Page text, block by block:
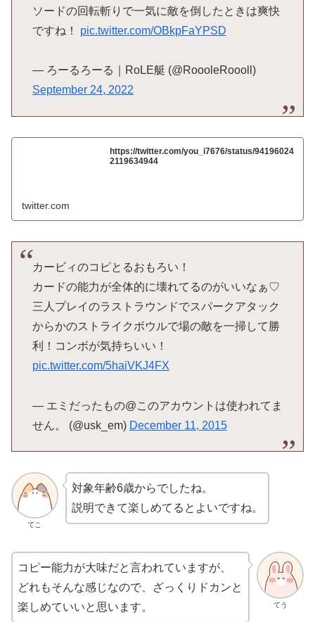
ソードの回転斬りで一気に敵を倒したときは爽快
ですね！ pic.twitter.com/OBkpFaYPSD
— ろーるろーる｜RoLE艇 (@RoooleRoooll)
September 24, 2022
https://twitter.com/you_i7676/status/94196024
2119634944
twitter.com
カービィのコピとるおもろい！
カードの能力が全体的に壊れてるのがいいなぁ♡
三人プレイのラストラウンドでスパークアタック
からかのストライクボウルで場の敵を一掃して勝
利！コンボが気持ちいい！
pic.twitter.com/5haiVKJ4FX
— エミだったもの@このアカウントは使われてま
せん。 (@usk_em) December 11, 2015
てこ
対象年齢6歳からでしたね。
説明できて楽しめてるとよいですね。
てう
コピー能力が大味だと言われていますが、
どれもそんな感じなので、ざっくりドカンと
楽しめていいと思います。